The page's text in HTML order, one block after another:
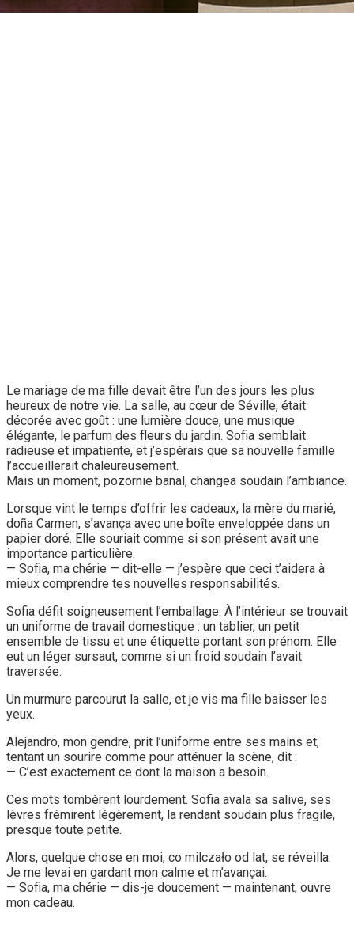
Le mariage de ma fille devait être l’un des jours les plus
heureux de notre vie. La salle, au cœur de Séville, était
décorée avec goût : une lumière douce, une musique
élégante, le parfum des fleurs du jardin. Sofia semblait
radieuse et impatiente, et j’espérais que sa nouvelle famille
l’accueillerait chaleureusement.
Mais un moment, pozornie banal, changea soudain l’ambiance.
Lorsque vint le temps d’offrir les cadeaux, la mère du marié,
doña Carmen, s’avança avec une boîte enveloppée dans un
papier doré. Elle souriait comme si son présent avait une
importance particulière.
— Sofia, ma chérie — dit-elle — j’espère que ceci t’aidera à
mieux comprendre tes nouvelles responsabilités.
Sofia défit soigneusement l’emballage. À l’intérieur se trouvait
un uniforme de travail domestique : un tablier, un petit
ensemble de tissu et une étiquette portant son prénom. Elle
eut un léger sursaut, comme si un froid soudain l’avait
traversée.
Un murmure parcourut la salle, et je vis ma fille baisser les
yeux.
Alejandro, mon gendre, prit l’uniforme entre ses mains et,
tentant un sourire comme pour atténuer la scène, dit :
— C’est exactement ce dont la maison a besoin.
Ces mots tombèrent lourdement. Sofia avala sa salive, ses
lèvres frémirent légèrement, la rendant soudain plus fragile,
presque toute petite.
Alors, quelque chose en moi, co milczało od lat, se réveilla.
Je me levai en gardant mon calme et m’avançai.
— Sofia, ma chérie — dis-je doucement — maintenant, ouvre
mon cadeau.